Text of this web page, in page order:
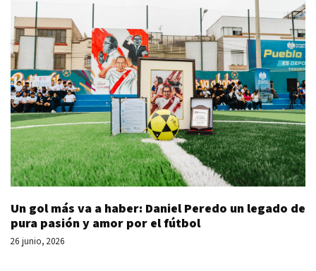
Un gol más va a haber: Daniel Peredo un legado de
pura pasión y amor por el fútbol
26 junio, 2026